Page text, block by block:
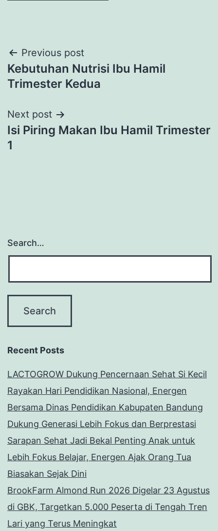
Post
navigation
Previous post
Kebutuhan Nutrisi Ibu Hamil
Trimester Kedua
Next post
Isi Piring Makan Ibu Hamil Trimester
1
Search…
Recent Posts
LACTOGROW Dukung Pencernaan Sehat Si Kecil
Rayakan Hari Pendidikan Nasional, Energen
Bersama Dinas Pendidikan Kabupaten Bandung
Dukung Generasi Lebih Fokus dan Berprestasi
Sarapan Sehat Jadi Bekal Penting Anak untuk
Lebih Fokus Belajar, Energen Ajak Orang Tua
Biasakan Sejak Dini
BrookFarm Almond Run 2026 Digelar 23 Agustus
di GBK, Targetkan 5.000 Peserta di Tengah Tren
Lari yang Terus Meningkat